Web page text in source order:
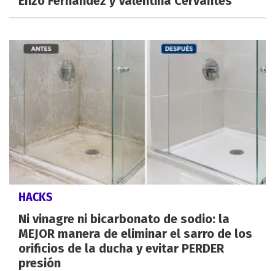
HACKS
Ni vinagre ni bicarbonato de sodio: la
MEJOR manera de eliminar el sarro de los
orificios de la ducha y evitar PERDER
presión